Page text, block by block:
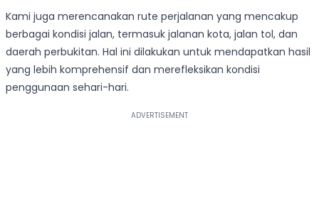
Kami juga merencanakan rute perjalanan yang mencakup
berbagai kondisi jalan, termasuk jalanan kota, jalan tol, dan
daerah perbukitan. Hal ini dilakukan untuk mendapatkan hasil
yang lebih komprehensif dan merefleksikan kondisi
penggunaan sehari-hari.